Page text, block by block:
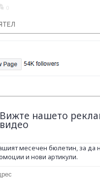
0
Вижте нашето
видео
месечен бюлетин, за да
и нови артикули.